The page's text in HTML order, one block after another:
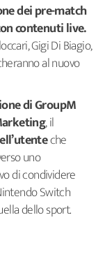
dei pre-match
contenuti live.
Gigi Di Biagio,
al nuovo
di GroupM
, il
che
uno
di condividere
Switch
dello sport.